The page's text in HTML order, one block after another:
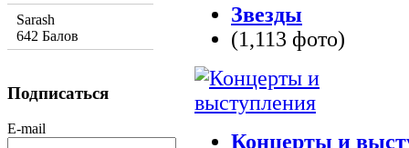
Звезды
(1,113 фото)
Концерты и
Sarash
642 Балов
Подписаться
E-mail